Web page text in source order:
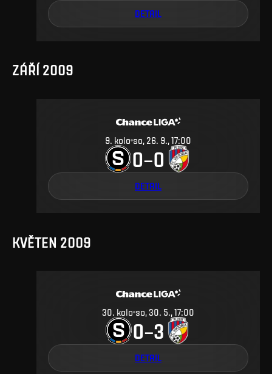
DETAIL
ZÁŘÍ 2009
9. kolo so, 26. 9., 17:00
0–0
DETAIL
KVĚTEN 2009
30. kolo so, 30. 5., 17:00
0–3
DETAIL